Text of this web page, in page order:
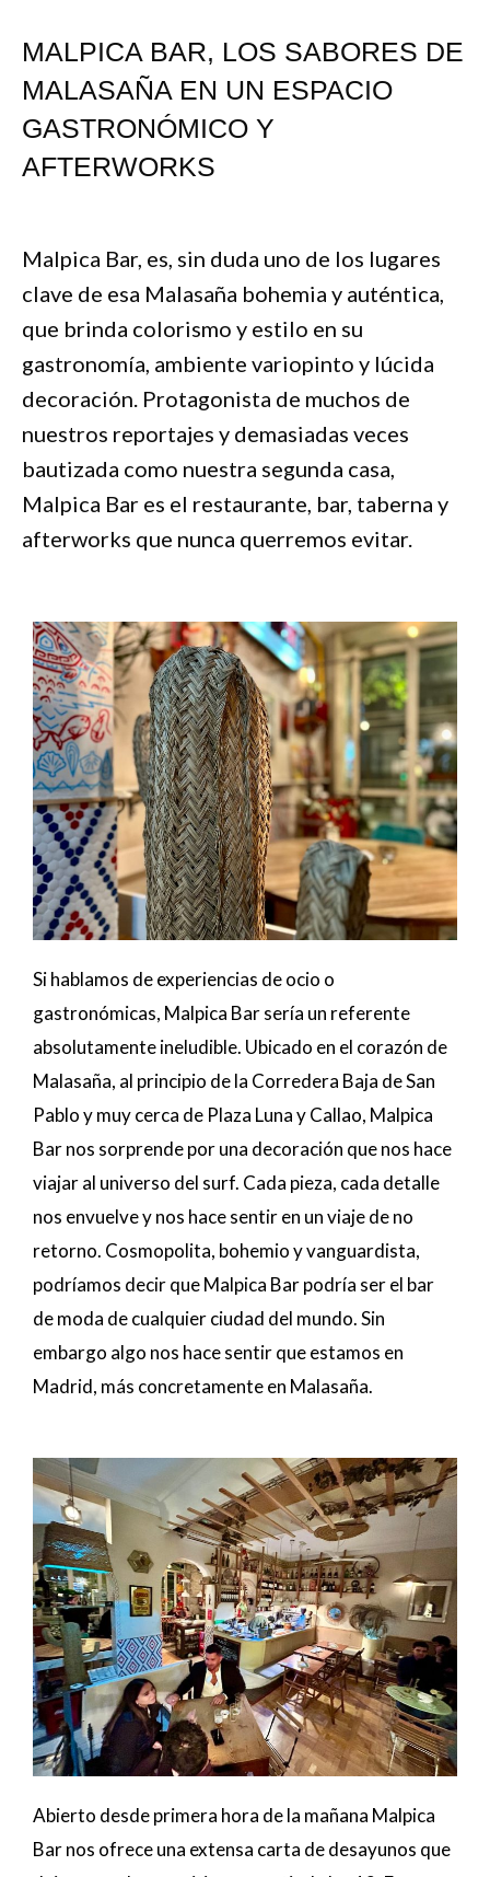
MALPICA BAR, LOS SABORES DE
MALASAÑA EN UN ESPACIO
GASTRONÓMICO Y
AFTERWORKS
Malpica Bar, es, sin duda uno de los lugares
clave de esa Malasaña bohemia y auténtica,
que brinda colorismo y estilo en su
gastronomía, ambiente variopinto y lúcida
decoración. Protagonista de muchos de
nuestros reportajes y demasiadas veces
bautizada como nuestra segunda casa,
Malpica Bar es el restaurante, bar, taberna y
afterworks que nunca querremos evitar.
Si hablamos de experiencias de ocio o
gastronómicas, Malpica Bar sería un referente
absolutamente ineludible. Ubicado en el corazón de
Malasaña, al principio de la Corredera Baja de San
Pablo y muy cerca de Plaza Luna y Callao, Malpica
Bar nos sorprende por una decoración que nos hace
viajar al universo del surf. Cada pieza, cada detalle
nos envuelve y nos hace sentir en un viaje de no
retorno. Cosmopolita, bohemio y vanguardista,
podríamos decir que Malpica Bar podría ser el bar
de moda de cualquier ciudad del mundo. Sin
embargo algo nos hace sentir que estamos en
Madrid, más concretamente en Malasaña.
Abierto desde primera hora de la mañana Malpica
Bar nos ofrece una extensa carta de desayunos que